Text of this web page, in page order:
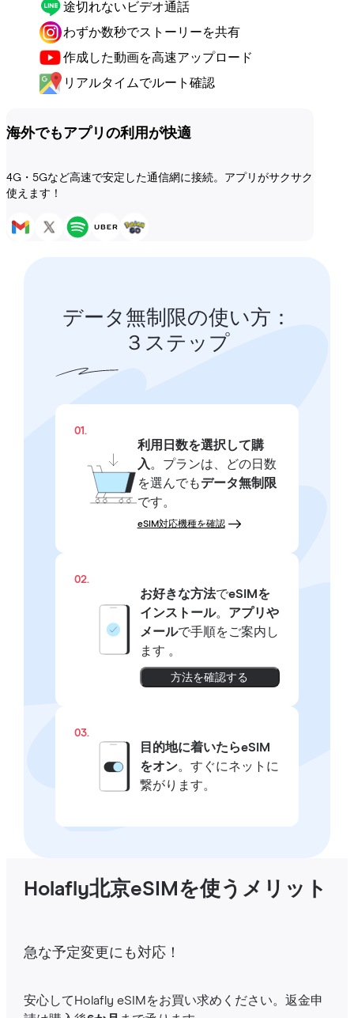
途切れないビデオ通話
わずか数秒でストーリーを共有
作成した動画を高速アップロード
リアルタイムでルート確認
海外でもアプリの利用が快適
4G・5Gなど高速で安定した通信網に接続。アプリがサクサク
使えます！
データ無制限の使い方：
３ステップ
01.
利用日数を選択して購
入 。プランは、どの日数
を選んでもデータ無制限
です。
eSIM対応機種を確認
02.
お好きな方法でeSIMを
インストール。 アプリや
メールで手順をご案内し
ます 。
方法を確認する
03.
目的地に着いたらeSIM
をオン。すぐにネットに
繋がります。
Holafly北京eSIMを使うメリット
急な予定変更にも対応！
安心してHolafly eSIMをお買い求めください。返金申